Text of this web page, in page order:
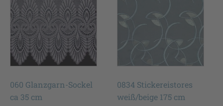
060 Glanzgarn-Sockel
ca 35 cm
0834 Stickereistores
weiß/beige 175 cm